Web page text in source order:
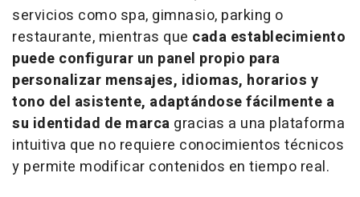
servicios como spa, gimnasio, parking o
restaurante, mientras que cada establecimiento
puede configurar un panel propio para
personalizar mensajes, idiomas, horarios y
tono del asistente, adaptándose fácilmente a
su identidad de marca gracias a una plataforma
intuitiva que no requiere conocimientos técnicos
y permite modificar contenidos en tiempo real.